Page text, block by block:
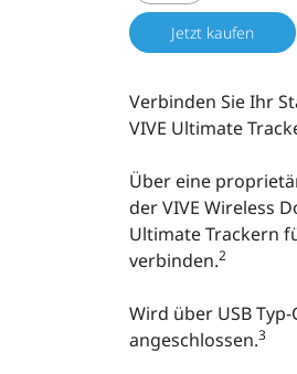
Jetzt kaufen
Verbinden Sie Ihr
VIVE Ultimate
Über eine
der VIVE Wireless
Ultimate Trackern
verbinden.2
Wird über USB
angeschlossen.3